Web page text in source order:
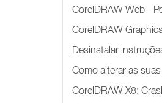
CorelDRAW Web -
CorelDRAW
Desinstalar
Como alterar as
CorelDRAW X8: